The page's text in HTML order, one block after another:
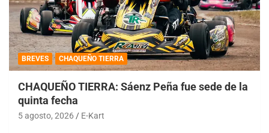
BREVES CHAQUEÑO TIERRA
CHAQUEÑO TIERRA: Sáenz Peña fue sede de la
quinta fecha
5 agosto, 2026 E-Kart